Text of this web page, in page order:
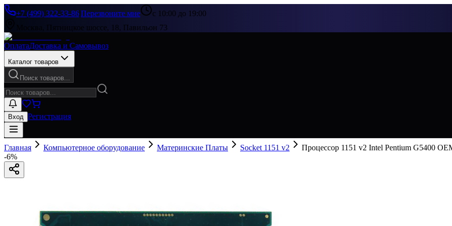
+7 (499) 322-33-86|Перезвоните мне
с 10:00 до 19:00
Москва, Пятницкое шоссе, 18, Павильон 73
ОплатаДоставка и Самовывоз
Каталог товаров
Поиск товаров...
Вход Регистрация
Главная Компьютерное оборудование Материнские Платы Socket 1151 v2
Процессор 1151 v2 Intel Pentium G5400
-6%